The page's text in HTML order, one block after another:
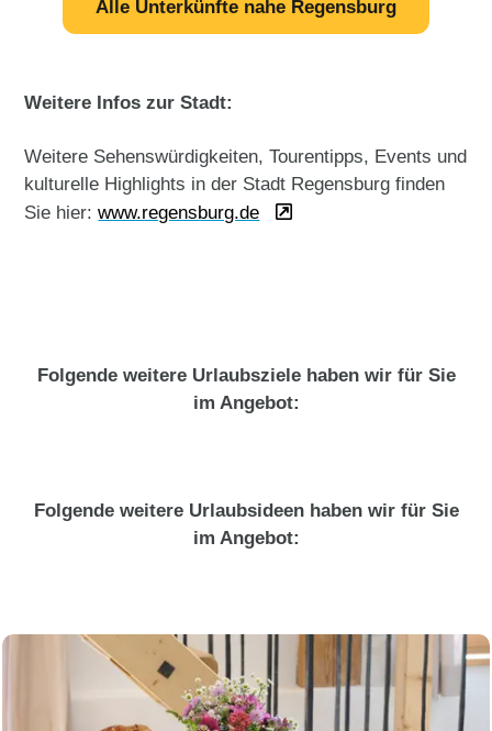
Alle Unterkünfte nahe Regensburg
Weitere Infos zur Stadt:
Weitere Sehenswürdigkeiten, Tourentipps, Events und
kulturelle Highlights in der Stadt Regensburg finden
Sie hier:www.regensburg.de
Folgende weitere Urlaubsziele haben wir für Sie
im Angebot:
Folgende weitere Urlaubsideen haben wir für Sie
im Angebot: